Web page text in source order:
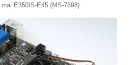
E350IS-E45 (MS-7698).